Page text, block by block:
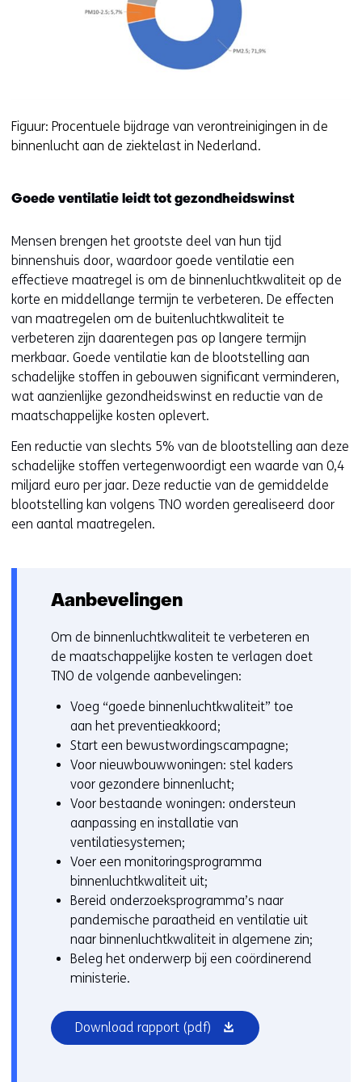
Figuur: Procentuele bijdrage van verontreinigingen in de
binnenlucht aan de ziektelast in Nederland.
Goede ventilatie leidt tot gezondheidswinst
Mensen brengen het grootste deel van hun tijd
binnenshuis door, waardoor goede ventilatie een
effectieve maatregel is om de binnenluchtkwaliteit op de
korte en middellange termijn te verbeteren. De effecten
van maatregelen om de buitenluchtkwaliteit te
verbeteren zijn daarentegen pas op langere termijn
merkbaar. Goede ventilatie kan de blootstelling aan
schadelijke stoffen in gebouwen significant verminderen,
wat aanzienlijke gezondheidswinst en reductie van de
maatschappelijke kosten oplevert.
Een reductie van slechts 5% van de blootstelling aan deze
schadelijke stoffen vertegenwoordigt een waarde van 0,4
miljard euro per jaar. Deze reductie van de gemiddelde
blootstelling kan volgens TNO worden gerealiseerd door
een aantal maatregelen.
Aanbevelingen
Om de binnenluchtkwaliteit te verbeteren en
de maatschappelijke kosten te verlagen doet
TNO de volgende aanbevelingen:
Voeg “goede binnenluchtkwaliteit” toe
aan het preventieakkoord;
Start een bewustwordingscampagne;
Voor nieuwbouwwoningen: stel kaders
voor gezondere binnenlucht;
Voor bestaande woningen: ondersteun
aanpassing en installatie van
ventilatiesystemen;
Voer een monitoringsprogramma
binnenluchtkwaliteit uit;
Bereid onderzoeksprogramma’s naar
pandemische paraatheid en ventilatie uit
naar binnenluchtkwaliteit in algemene zin;
Beleg het onderwerp bij een coördinerend
ministerie.
Download rapport (pdf) (opent
in